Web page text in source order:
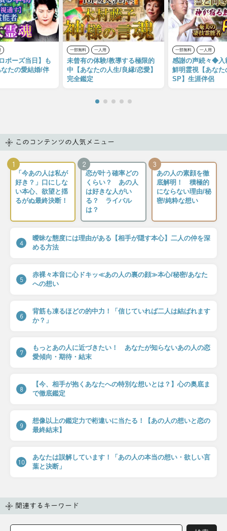
ポーズ当日】も
たの愛結婚/伴
一部無料 一人用
未曾有の体験/教導する極限的
中【あなたの人生/良縁/恋愛】
完全鑑定
一部無料 一人用
感謝の声続々◆入
鮮明霊視【あなた
SP】生涯伴侶
このコンテンツの人気メニュー
1
「今あの人は私が
好き？」口にしな
い本心、欲望と揺
るがぬ最終決断！
2
恋が叶う確率どの
くらい？ あの人
は好きな人がい
る？ ライバル
は？
3
あの人の素顔を徹
底解明！ 積極的
にならない理由/秘
密/純粋な想い
4
曖昧な態度には理由がある【相手が隠す本心】二人の仲を深
める方法
5
赤裸々本音に心ドキッ≪あの人の裏の顔≫本心/秘密/あなた
への想い
6
背筋も凍るほどの的中力！「信じていれば二人は結ばれます
か？」
7
もっとあの人に近づきたい！ あなたが知らないあの人の恋
愛傾向・期待・結末
8
【今、相手が抱くあなたへの特別な想いとは？】心の奥底ま
で徹底鑑定
9
想像以上の鑑定力で桁違いに当たる！【あの人の想いと恋の
最終結末】
10
あなたは誤解しています！「あの人の本当の想い・欲しい言
葉と決断」
関連するキーワード